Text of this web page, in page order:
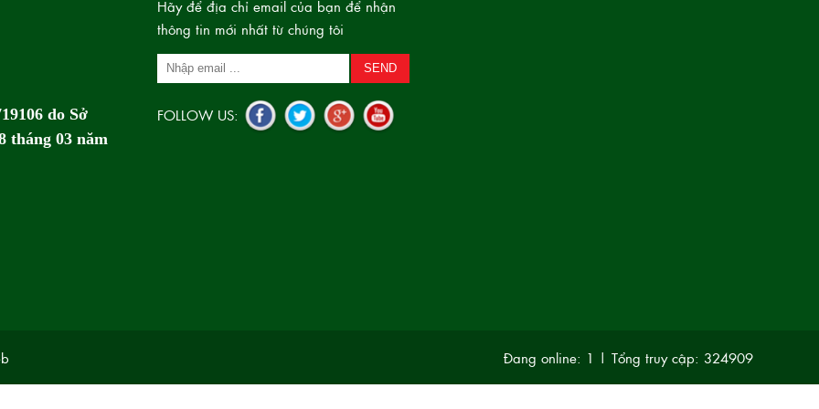
do Sở
tháng 03 năm
Hãy để địa chỉ email của bạn để nhận
thông tin mới nhất từ chúng tôi
FOLLOW US:
Đang online: 1 | Tổng truy cập: 324909